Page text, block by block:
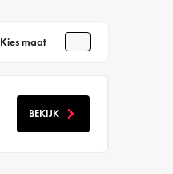
Kies maat
BEKIJK